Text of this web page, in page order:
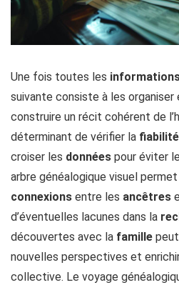
Une fois toutes les
suivante consiste à les organiser
construire un récit cohérent de
déterminant de vérifier la fiabilité
croiser les données pour éviter
arbre généalogique visuel
connexions entre les ancêtres
d’éventuelles lacunes dans la
découvertes avec la famille
nouvelles perspectives et
collective. Le voyage